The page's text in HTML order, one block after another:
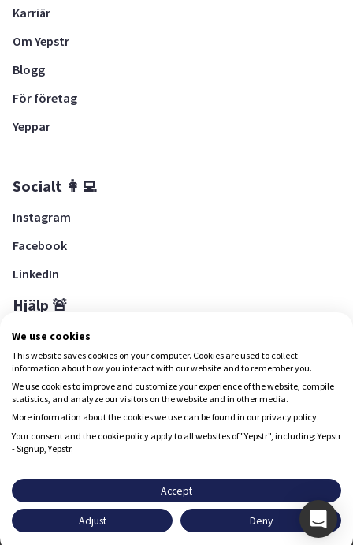
Karriär
Om Yepstr
Blogg
För företag
Yeppar
Socialt 👩‍💻
Instagram
Facebook
LinkedIn
Hjälp 🚨
Hjälpcenter
Ladda ned Yepstr
Ladda ned Yepstr
Yepstr AB • Org. 556997-9817 • Skeppsbron 28, 111 30
Stockholm
upplevelse.
We use cookies
This website saves cookies on your computer. Cookies are used to collect
information about how you interact with our website and to remember you.
We use cookies to improve and customize your experience of the website, compile
statistics, and analyze our visitors on the website and in other media.
More information about the cookies we use can be found in our privacy policy.
Your consent and the cookie policy apply to all websites of "Yepstr", including: Yepstr
- Signup, Yepstr.
Accept
Adjust Deny